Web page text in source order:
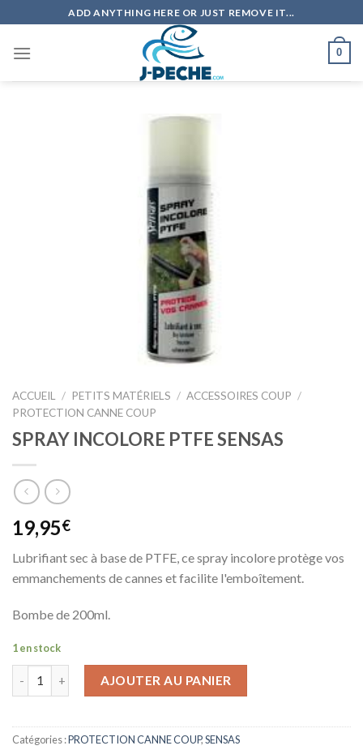
to
content
ADD ANYTHING HERE OR JUST REMOVE IT...
0
ACCUEIL / PETITS MATÉRIELS / ACCESSOIRES COUP /
PROTECTION CANNE COUP
SPRAY INCOLORE PTFE SENSAS
19,95€
Lubrifiant sec à base de PTFE, ce spray incolore protège vos
emmanchements de cannes et facilite l'emboîtement.
Bombe de 200ml.
1 en stock
AJOUTER AU PANIER
Catégories :PROTECTION CANNE COUP,SENSAS